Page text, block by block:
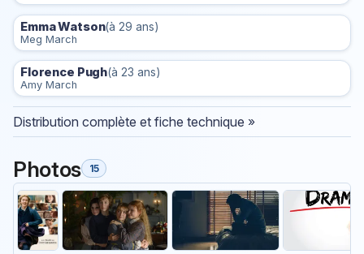
Emma Watson(à 29 ans)
Meg March
Florence Pugh(à 23 ans)
Amy March
Distribution complète et fiche technique »
Photos 15